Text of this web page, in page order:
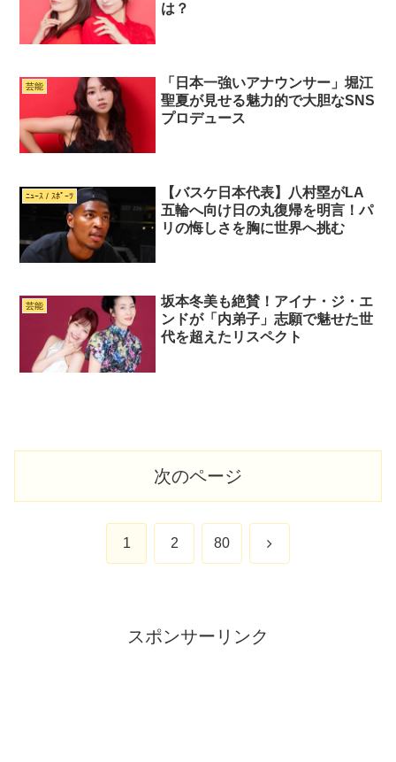
は？
芸能
「日本一強いアナウンサー」堀江
聖夏が見せる魅力的で大胆なSNS
プロデュース
ﾆｭｰｽ / ｽﾎﾟｰﾂ
【バスケ日本代表】八村塁がLA
五輪へ向け日の丸復帰を明言！パ
リの悔しさを胸に世界へ挑む
芸能
坂本冬美も絶賛！アイナ・ジ・エ
ンドが「内弟子」志願で魅せた世
代を超えたリスペクト
次のページ
1 2 80 次
スポンサーリンク